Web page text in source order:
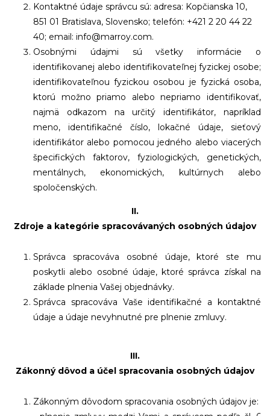
Kontaktné údaje správcu sú: adresa: Kopčianska 10,
851 01 Bratislava, Slovensko; telefón: +421 2 20 44 22
40; email: info@marroy.com.
Osobnými údajmi sú všetky informácie o
identifikovanej alebo identifikovateľnej fyzickej osobe;
identifikovateľnou fyzickou osobou je fyzická osoba,
ktorú možno priamo alebo nepriamo identifikovať,
najmä odkazom na určitý identifikátor, napríklad
meno, identifikačné číslo, lokačné údaje, sieťový
identifikátor alebo pomocou jedného alebo viacerých
špecifických faktorov, fyziologických, genetických,
mentálnych, ekonomických, kultúrnych alebo
spoločenských.
II.
Zdroje a kategórie spracovávaných osobných údajov
Správca spracováva osobné údaje, ktoré ste mu
poskytli alebo osobné údaje, ktoré správca získal na
základe plnenia Vašej objednávky.
Správca spracováva Vaše identifikačné a kontaktné
údaje a údaje nevyhnutné pre plnenie zmluvy.
III.
Zákonný dôvod a účel spracovania osobných údajov
Zákonným dôvodom spracovania osobných údajov je: